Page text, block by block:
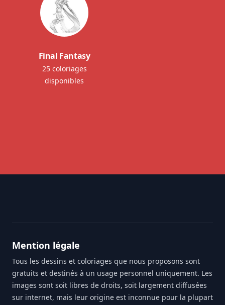
Final Fantasy
25 coloriages
disponibles
Mention légale
Tous les dessins et coloriages que nous proposons sont
gratuits et destinés à un usage personnel uniquement. Les
images sont soit libres de droits, soit largement diffusées
sur internet, mais leur origine est inconnue pour la plupart